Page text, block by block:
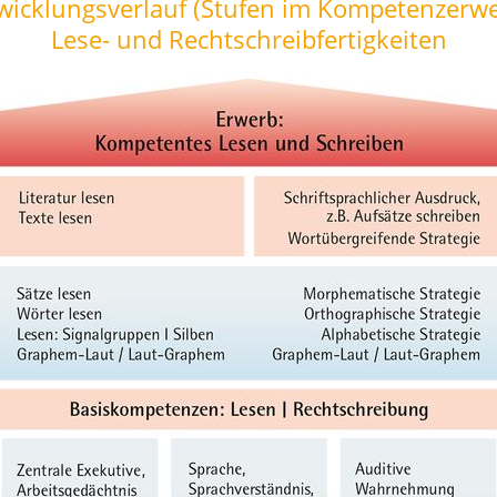
(Stufen im
Lese- und Rechtschreibfertigkeiten